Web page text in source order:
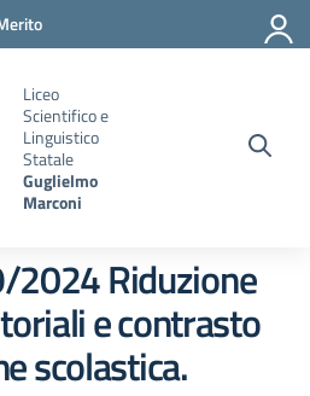
Liceo
Scientifico e
Linguistico
Statale
Guglielmo
Marconi
2024 Riduzione
e contrasto
scolastica.